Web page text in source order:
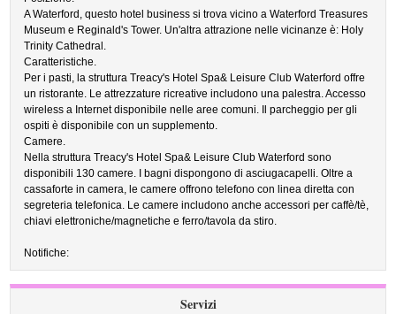
A Waterford, questo hotel business si trova vicino a Waterford Treasures
Museum e Reginald's Tower. Un'altra attrazione nelle vicinanze è: Holy
Trinity Cathedral.
Caratteristiche.
Per i pasti, la struttura Treacy's Hotel Spa& Leisure Club Waterford offre
un ristorante. Le attrezzature ricreative includono una palestra. Accesso
wireless a Internet disponibile nelle aree comuni. Il parcheggio per gli
ospiti è disponibile con un supplemento.
Camere.
Nella struttura Treacy's Hotel Spa& Leisure Club Waterford sono
disponibili 130 camere. I bagni dispongono di asciugacapelli. Oltre a
cassaforte in camera, le camere offrono telefono con linea diretta con
segreteria telefonica. Le camere includono anche accessori per caffè/tè,
chiavi elettroniche/magnetiche e ferro/tavola da stiro.
Notifiche:
Servizi